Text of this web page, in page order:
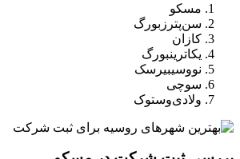
مسکو
سن‌پترزبورگ
کازان
یکاترینبورگ
نووسیبیرسک
سوچی
ولادی‌وستوک